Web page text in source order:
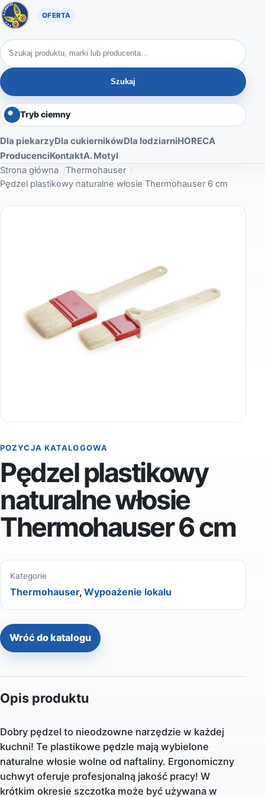
Oferta A. Motyl
Szukaj produktów
Szukaj
Tryb ciemny
Dla piekarzyDla cukiernikówDla lodziarniHORECA
ProducenciKontaktA. Motyl
Strona główna
Thermohauser
Pędzel plastikowy naturalne włosie Thermohauser 6 cm
POZYCJA KATALOGOWA
Pędzel plastikowy
naturalne włosie
Thermohauser 6 cm
Kategorie
Thermohauser, Wypoażenie lokalu
Wróć do katalogu
Opis produktu
Dobry pędzel to nieodzowne narzędzie w każdej
kuchni! Te plastikowe pędzle mają wybielone
naturalne włosie wolne od naftaliny. Ergonomiczny
uchwyt oferuje profesjonalną jakość pracy! W
krótkim okresie szczotka może być używana w